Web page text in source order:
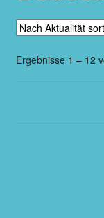
Ergebnisse 1 – 12